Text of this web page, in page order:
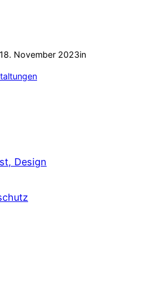
18. November 2023in
Design